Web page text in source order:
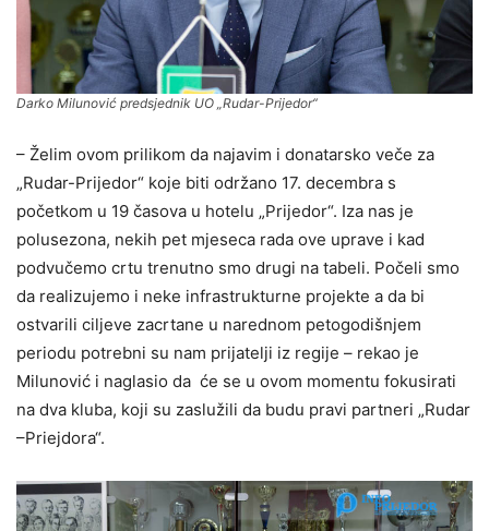
Darko Milunović predsjednik UO „Rudar-Prijedor“
– Želim ovom prilikom da najavim i donatarsko veče za
„Rudar-Prijedor“ koje biti održano 17. decembra s
početkom u 19 časova u hotelu „Prijedor“. Iza nas je
polusezona, nekih pet mjeseca rada ove uprave i kad
podvučemo crtu trenutno smo drugi na tabeli. Počeli smo
da realizujemo i neke infrastrukturne projekte a da bi
ostvarili ciljeve zacrtane u narednom petogodišnjem
periodu potrebni su nam prijatelji iz regije – rekao je
Milunović i naglasio da će se u ovom momentu fokusirati
na dva kluba, koji su zaslužili da budu pravi partneri „Rudar
–Priejdora“.